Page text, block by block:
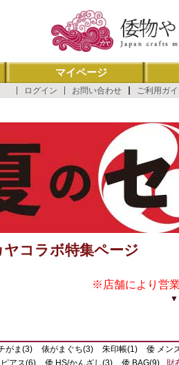
マイページ
ご利用ガ
お問い合わせ
ログイン
コラボ特集ページ
※店舗により営
▼
がま(3) 俵がまぐち(3) 朱印帳(1) 倭 メン
アス(6)
倭 HS/かんざし(3) 倭 BAG(9) 財